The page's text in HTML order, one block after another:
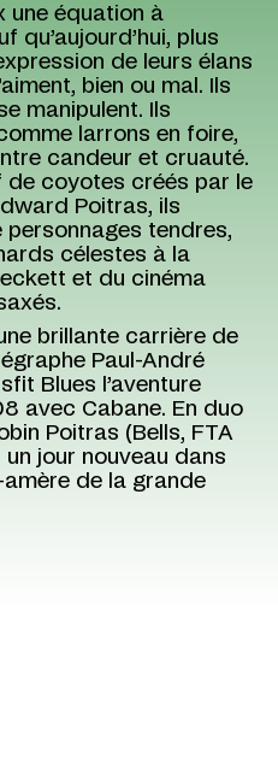
une équation à
qu’aujourd’hui, plus
de leurs élans
bien ou mal. Ils
manipulent. Ils
larrons en foire,
candeur et cruauté.
coyotes créés par le
Poitras, ils
personnages tendres,
célestes à la
et du cinéma
brillante carrière de
Paul-André
Blues l’aventure
avec Cabane. En duo
Poitras (Bells, FTA
jour nouveau dans
de la grande